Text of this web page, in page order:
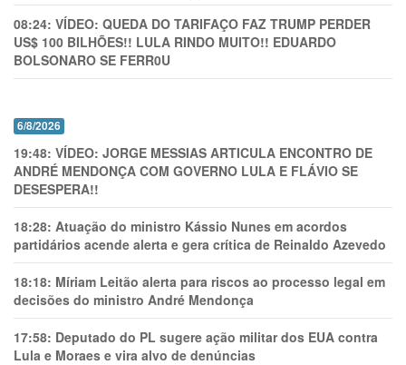
08:24: VÍDEO: QUEDA DO TARIFAÇO FAZ TRUMP PERDER
US$ 100 BILHÕES!! LULA RINDO MUITO!! EDUARDO
BOLSONARO SE FERR0U
6/8/2026
19:48: VÍDEO: JORGE MESSIAS ARTICULA ENCONTRO DE
ANDRÉ MENDONÇA COM GOVERNO LULA E FLÁVIO SE
DESESPERA!!
18:28: Atuação do ministro Kássio Nunes em acordos
partidários acende alerta e gera crítica de Reinaldo Azevedo
18:18: Míriam Leitão alerta para riscos ao processo legal em
decisões do ministro André Mendonça
17:58: Deputado do PL sugere ação militar dos EUA contra
Lula e Moraes e vira alvo de denúncias